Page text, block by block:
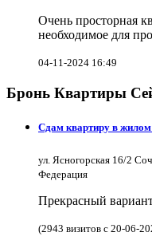
Очень просторная
необходимое для
04-11-2024 16:49
Бронь Квартиры
Сдам квартиру в жилом
ул. Ясногорская 16/2
Федерация
Прекрасный
(2943 визитов с 20-06-